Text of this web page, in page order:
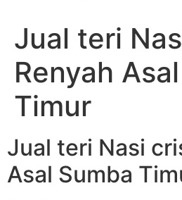
Jual teri
Renyah
Timur
Jual teri Nasi
Asal Sumba